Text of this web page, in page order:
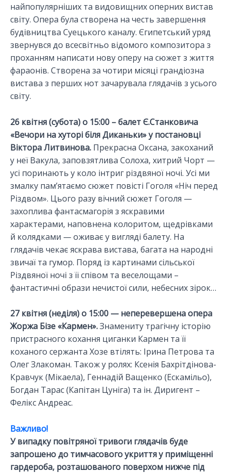
найпопулярніших та видовищних оперних вистав
світу. Опера була створена на честь завершення
будівництва Суецького каналу. Єгипетський уряд
звернувся до всесвітньо відомого композитора з
проханням написати нову оперу на сюжет з життя
фараонів. Створена за чотири місяці грандіозна
вистава з перших нот зачарувала глядачів з усього
світу.
26 квітня (субота) о 15:00 – балет Є.Станковича
«Вечори на хуторі біля Диканьки» у постановці
Віктора Литвинова. Прекрасна Оксана, закоханий
у неї Вакула, заповзятлива Солоха, хитрий Чорт —
усі поринають у коло інтриг різдвяної ночі. Усі ми
змалку пам’ятаємо сюжет повісті Гоголя «Ніч перед
Різдвом». Цього разу вічний сюжет Гоголя —
захоплива фантасмагорія з яскравими
характерами, наповнена колоритом, щедрівками
й колядками — оживає у вигляді балету. На
глядачів чекає яскрава вистава, багата на народні
звичаї та гумор. Поряд із картинами сільської
Різдвяної ночі з її співом та веселощами –
фантастичні образи нечистої сили, небесних зірок…
27 квітня (неділя) о 15:00 — неперевершена опера
Жоржа Бізе «Кармен».Знамениту трагічну історію
пристрасного кохання циганки Кармен та її
коханого сержанта Хозе втілять: Ірина Петрова та
Олег Злакоман. Також у ролях: Ксенія Бахрітдінова-
Кравчук (Мікаела), Геннадій Ващенко (Ескамільо),
Богдан Тарас (Капітан Цуніга) та ін. Диригент –
Фелікс Андреас.
Важливо!
У випадку повітряної тривоги глядачів буде
запрошено до тимчасового укриття у приміщенні
гардероба, розташованого поверхом нижче під